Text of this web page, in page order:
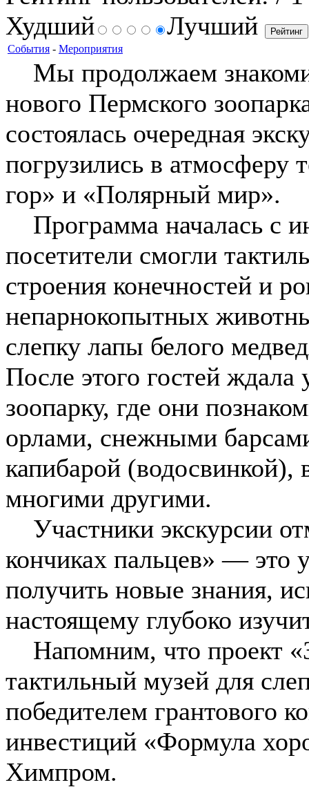
Худший
Лучший
События - Мероприятия
Мы продолжаем
нового Пермского
состоялась очередная
погрузились в атмосферу
гор» и «Полярный мир».
Программа началась с
посетители смогли
строения конечностей и
непарнокопытных
слепку лапы белого
После этого гостей ждала
зоопарку, где они
орлами, снежными
капибарой
многими другими.
Участники экскурсии
кончиках пальцев» — это
получить новые знания,
настоящему глубоко
Напомним, что проект
тактильный музей для
победителем грантового
инвестиций «Формула
Химпром.